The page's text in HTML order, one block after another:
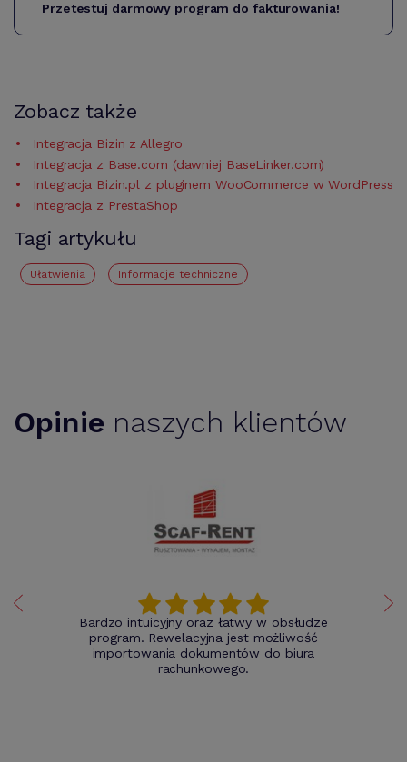
Przetestuj darmowy program do fakturowania!
Zobacz także
Integracja Bizin z Allegro
Integracja z Base.com (dawniej BaseLinker.com)
Integracja Bizin.pl z pluginem WooCommerce w WordPress
Integracja z PrestaShop
Tagi artykułu
Ułatwienia Informacje techniczne
Opinie naszych klientów
Bardzo intuicyjny oraz łatwy w obsłudze
program. Rewelacyjna jest możliwość
importowania dokumentów do biura
rachunkowego.